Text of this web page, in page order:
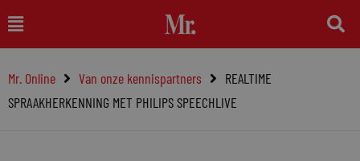
naar
inhoud
Main
Menu
Mr. Online Van onze kennispartners
REALTIME
SPRAAKHERKENNING MET PHILIPS SPEECHLIVE